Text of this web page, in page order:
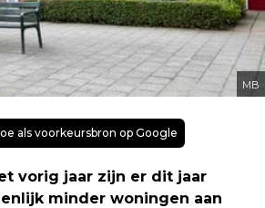
MB
als voorkeursbron op Google
vorig jaar zijn er dit jaar
minder woningen aan